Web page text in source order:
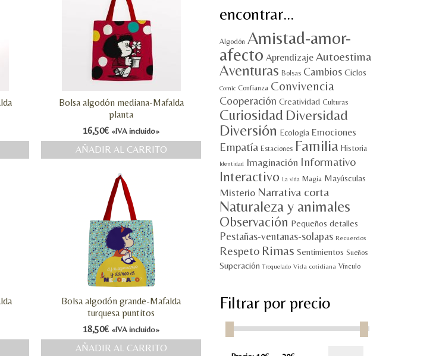
Bolsa algodón mediana-Mafalda
planta
16,50€ «IVA incluido»
AÑADIR AL CARRITO
Bolsa algodón grande-Mafalda
turquesa puntitos
18,50€ «IVA incluido»
AÑADIR AL CARRITO
encontrar…
Algodón Amistad-amor-
afecto Aprendizaje Autoestima
Aventuras Bolsas Cambios Ciclos
Comic Confianza Convivencia
Cooperación Creatividad Culturas
Curiosidad Diversidad
Diversión Ecología Emociones
Empatía Estaciones Familia Historia
Identidad Imaginación Informativo
Interactivo La vida Magia Mayúsculas
Misterio Narrativa corta
Naturaleza y animales
Observación Pequeños detalles
Pestañas-ventanas-solapas Recuerdos
Respeto Rimas Sentimientos Sueños
Superación Troquelado Vida cotidiana Vínculo
Filtrar por precio